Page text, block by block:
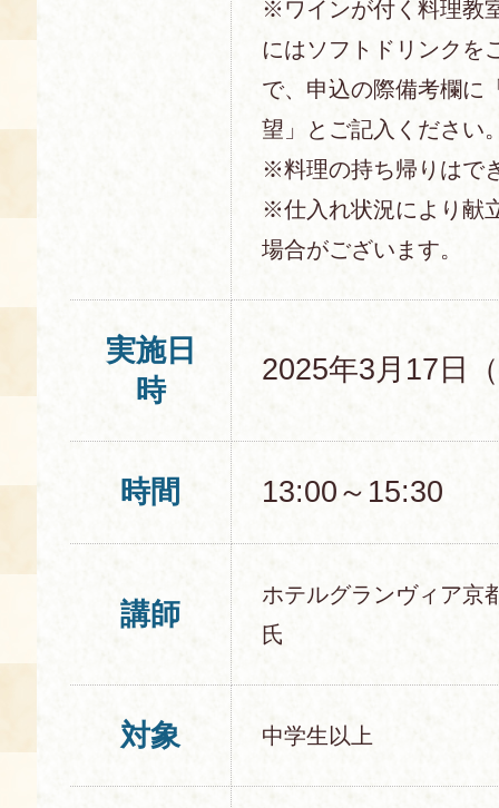
※ワインが付く料理教
にはソフトドリンクを
で、申込の際備考欄に
望」とご記入ください
※料理の持ち帰りはで
※仕入れ状況により献
場合がございます。
実施日
時
2025年3月17日
時間 13:00～15:30
講師
ホテルグランヴィア
氏
対象 中学生以上